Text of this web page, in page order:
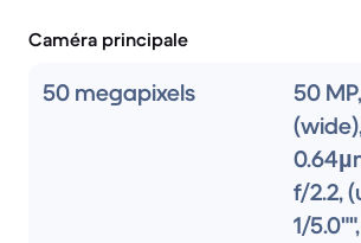
Caméra principale
50 megapixels
50
f/2.2,
1/